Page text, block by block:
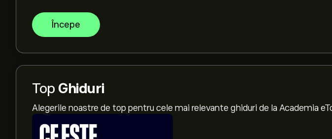
Începe
Top Ghiduri
Alegerile noastre de top pentru cele mai relevante ghiduri de la Academia